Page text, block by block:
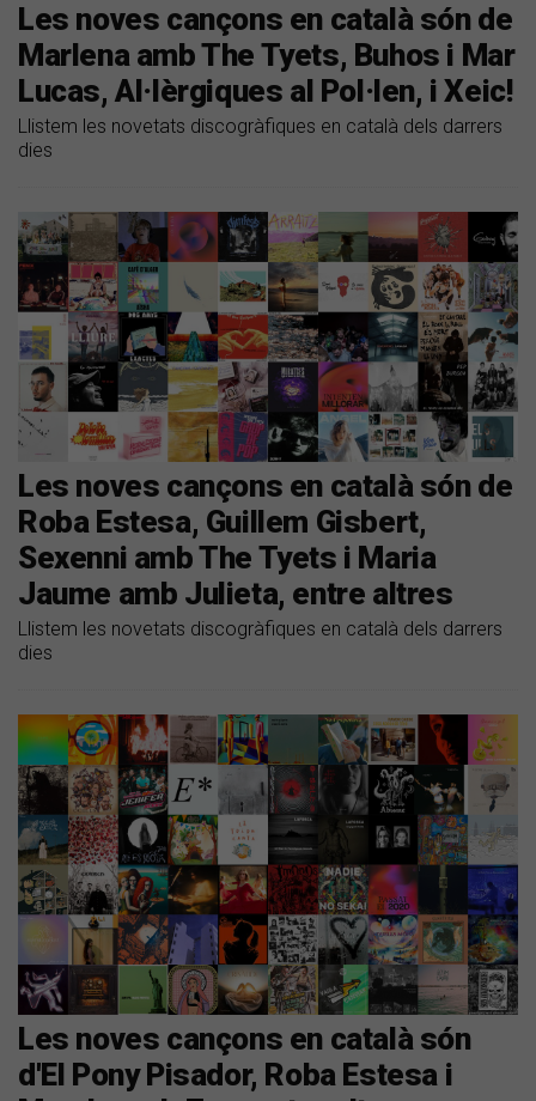
Les noves cançons en català són de
Marlena amb The Tyets, Buhos i Mar
Lucas, Al·lèrgiques al Pol·len, i Xeic!
Llistem les novetats discogràfiques en català dels darrers
dies
Les noves cançons en català són de
Roba Estesa, Guillem Gisbert,
Sexenni amb The Tyets i Maria
Jaume amb Julieta, entre altres
Llistem les novetats discogràfiques en català dels darrers
dies
Les noves cançons en català són
d'El Pony Pisador, Roba Estesa i